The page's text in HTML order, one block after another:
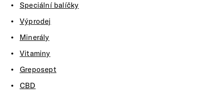
Speciální balíčky
Výprodej
Minerály
Vitaminy
Greposept
CBD